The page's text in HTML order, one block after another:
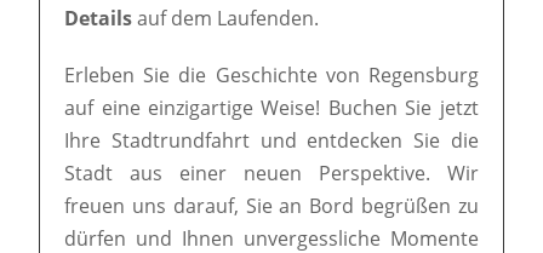
Detailsauf dem Laufenden.
Erleben Sie die Geschichte von Regensburg
auf eine einzigartige Weise! Buchen Sie jetzt
Ihre Stadtrundfahrt und entdecken Sie die
Stadt aus einer neuen Perspektive. Wir
freuen uns darauf, Sie an Bord begrüßen zu
dürfen und Ihnen unvergessliche Momente